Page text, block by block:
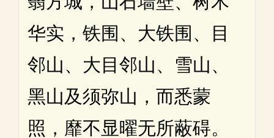
华实，铁围、大铁围、目
邻山、大目邻山、雪山、
黑山及须弥山，而悉蒙
照，靡不显曜无所蔽碍。